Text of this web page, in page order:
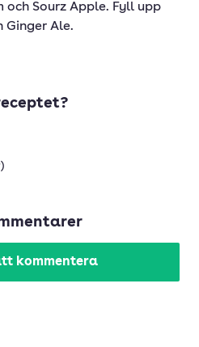
och Sourz Apple. Fyll upp
Ginger Ale.
kommentera